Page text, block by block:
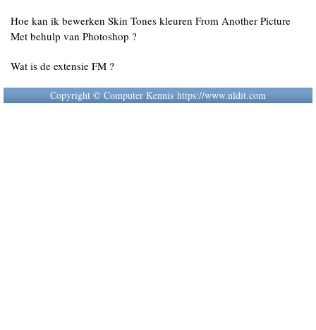
Hoe kan ik bewerken Skin Tones kleuren From Another Picture
Met behulp van Photoshop ?
Wat is de extensie FM ?
Copyright © Computer Kennis https://www.nldit.com